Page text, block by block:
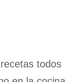
todos